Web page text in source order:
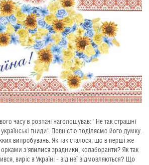
часу в розпачі наголошував: " Не так страшні
гниди". Повністю поділяємо його думку.
випробувань. Як так сталося, що в перші же
орками з'явилися зрадники, колаборанти? Як так
виріс в Україні - від неї відмовляються? Що